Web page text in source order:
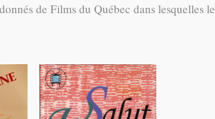
de Films du Québec dans lesquelles le
Salut Victor !